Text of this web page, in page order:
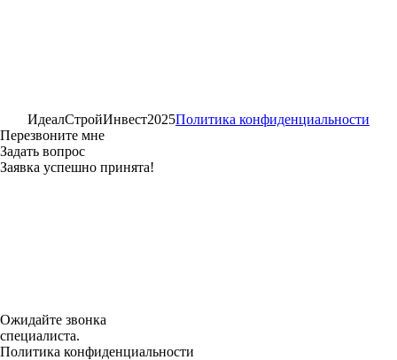
ИдеалСтройИнвест2025Политика конфиденциальности
Перезвоните мне
Задать вопрос
Заявка успешно принята!
Ожидайте звонка
специалиста.
Политика конфиденциальности